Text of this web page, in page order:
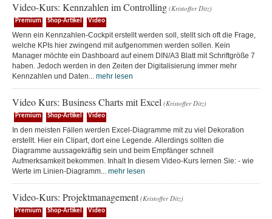
Video-Kurs: Kennzahlen im Controlling (Kristoffer Ditz)
Premium Shop-Artikel Video
Wenn ein Kennzahlen-Cockpit erstellt werden soll, stellt sich oft die Frage,
welche KPIs hier zwingend mit aufgenommen werden sollen. Kein
Manager möchte ein Dashboard auf einem DIN/A3 Blatt mit Schriftgröße 7
haben. Jedoch werden in den Zeiten der Digitalisierung immer mehr
Kennzahlen und Daten... mehr lesen
Video Kurs: Business Charts mit Excel (Kristoffer Ditz)
Premium Shop-Artikel Video
In den meisten Fällen werden Excel-Diagramme mit zu viel Dekoration
erstellt. Hier ein Clipart, dort eine Legende. Allerdings sollten die
Diagramme aussagekräftig sein und beim Empfänger schnell
Aufmerksamkeit bekommen. Inhalt In diesem Video-Kurs lernen Sie: - wie
Werte im Linien-Diagramm... mehr lesen
Video-Kurs: Projektmanagement (Kristoffer Ditz)
Premium Shop-Artikel Video